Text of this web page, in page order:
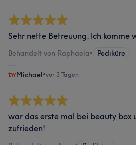
Sehr nette Betreuung. Ich komme
Behandelt von Raphaela• Pediküre
Michael•vor 3 Tagen
war das erste mal bei beauty box
zufrieden!